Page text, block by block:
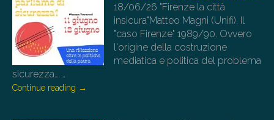
18/06/26 "Firenze la città
insicura"Matteo Magni (Unifi). Il
"caso Firenze" 1989/90. Ovvero
l'origine della costruzione
mediatica e politica del problema
sicurezza… …
Continue reading →